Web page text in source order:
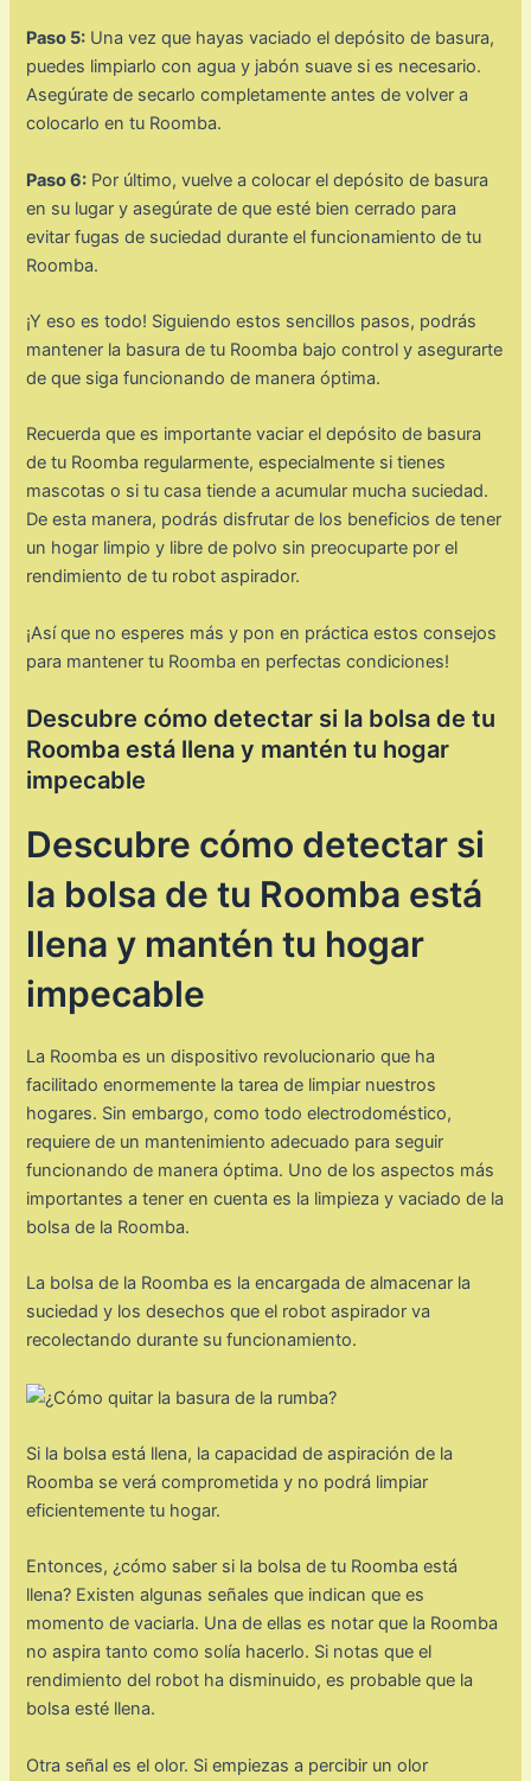
Paso 5: Una vez que hayas vaciado el depósito de basura,
puedes limpiarlo con agua y jabón suave si es necesario.
Asegúrate de secarlo completamente antes de volver a
colocarlo en tu Roomba.
Paso 6: Por último, vuelve a colocar el depósito de basura
en su lugar y asegúrate de que esté bien cerrado para
evitar fugas de suciedad durante el funcionamiento de tu
Roomba.
¡Y eso es todo! Siguiendo estos sencillos pasos, podrás
mantener la basura de tu Roomba bajo control y asegurarte
de que siga funcionando de manera óptima.
Recuerda que es importante vaciar el depósito de basura
de tu Roomba regularmente, especialmente si tienes
mascotas o si tu casa tiende a acumular mucha suciedad.
De esta manera, podrás disfrutar de los beneficios de tener
un hogar limpio y libre de polvo sin preocuparte por el
rendimiento de tu robot aspirador.
¡Así que no esperes más y pon en práctica estos consejos
para mantener tu Roomba en perfectas condiciones!
Descubre cómo detectar si la bolsa de tu
Roomba está llena y mantén tu hogar
impecable
Descubre cómo detectar si
la bolsa de tu Roomba está
llena y mantén tu hogar
impecable
La Roomba es un dispositivo revolucionario que ha
facilitado enormemente la tarea de limpiar nuestros
hogares. Sin embargo, como todo electrodoméstico,
requiere de un mantenimiento adecuado para seguir
funcionando de manera óptima. Uno de los aspectos más
importantes a tener en cuenta es la limpieza y vaciado de la
bolsa de la Roomba.
La bolsa de la Roomba es la encargada de almacenar la
suciedad y los desechos que el robot aspirador va
recolectando durante su funcionamiento.
Si la bolsa está llena, la capacidad de aspiración de la
Roomba se verá comprometida y no podrá limpiar
eficientemente tu hogar.
Entonces, ¿cómo saber si la bolsa de tu Roomba está
llena? Existen algunas señales que indican que es
momento de vaciarla. Una de ellas es notar que la Roomba
no aspira tanto como solía hacerlo. Si notas que el
rendimiento del robot ha disminuido, es probable que la
bolsa esté llena.
Otra señal es el olor. Si empiezas a percibir un olor